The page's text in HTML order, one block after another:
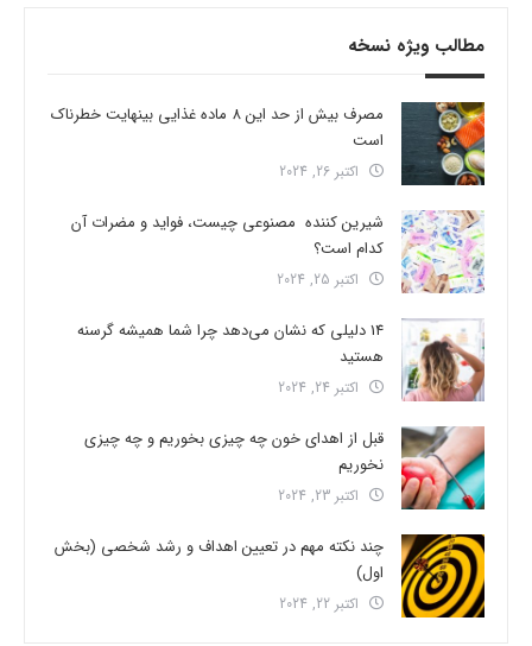
مطالب ویژه نسخه
مصرف بیش از حد این 8 ماده غذایی بینهایت خطرناک
است
اکتبر 26, 2024
شیرین کننده مصنوعی چیست، فواید و مضرات آن
کدام است؟
اکتبر 25, 2024
14 دلیلی که نشان می‌دهد چرا شما همیشه گرسنه
هستید
اکتبر 24, 2024
قبل از اهدای خون چه چیزی بخوریم و چه چیزی
نخوریم
اکتبر 23, 2024
چند نکته مهم در تعیین اهداف و رشد شخصی (بخش
اول)
اکتبر 22, 2024